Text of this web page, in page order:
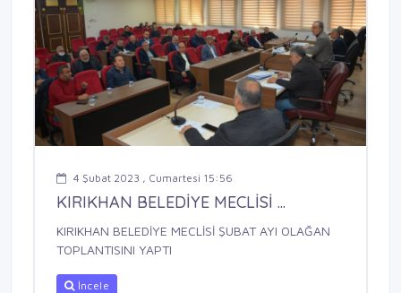
4 Şubat 2023 , Cumartesi 15:56
KIRIKHAN BELEDİYE MECLİSİ ...
KIRIKHAN BELEDİYE MECLİSİ ŞUBAT AYI OLAĞAN
TOPLANTISINI YAPTI
İncele